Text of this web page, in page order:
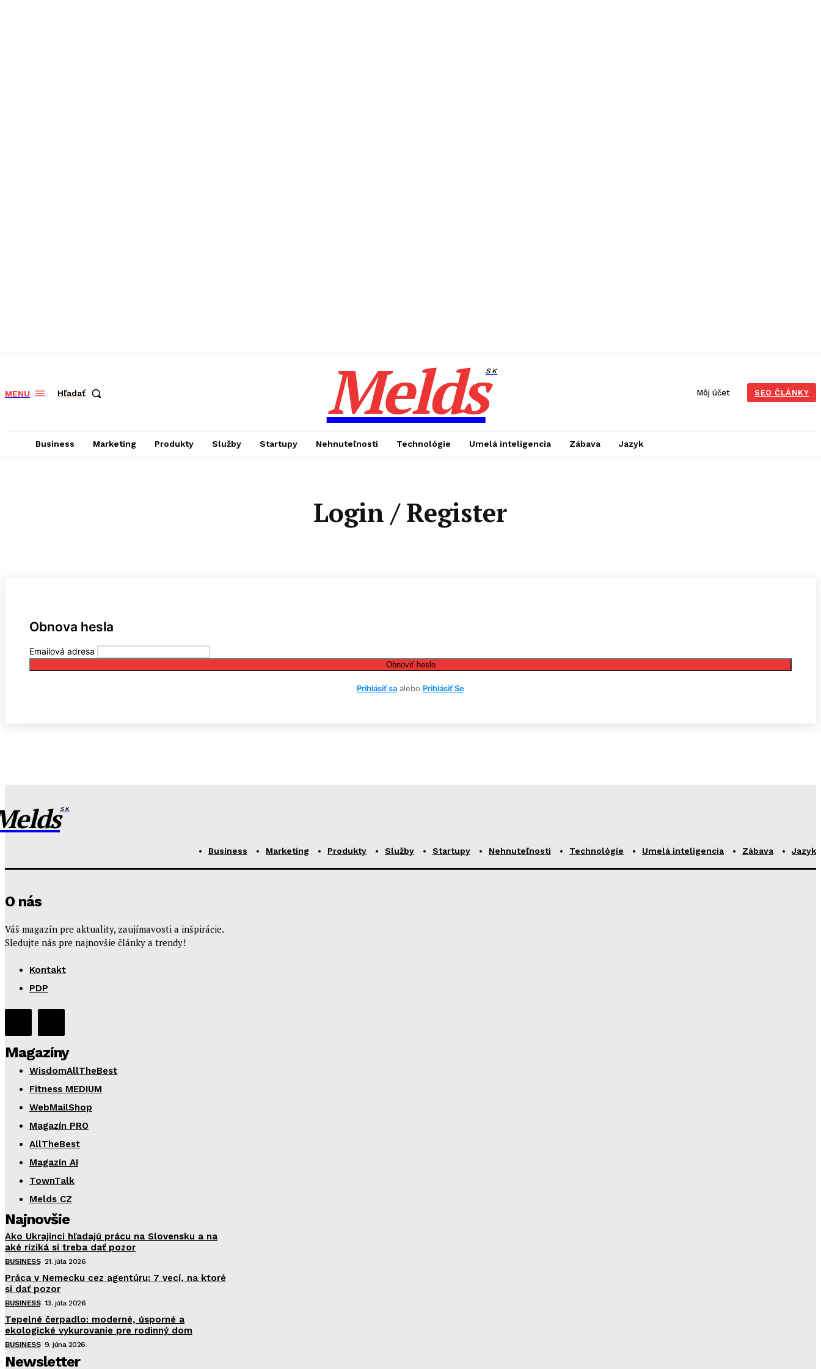
MENU Hľadať MeldsSK
Môj účet SEO ČLÁNKY
Business Marketing Produkty Služby Startupy Nehnuteľnosti Technológie Umelá inteligencia Zábava Jazyk
Login / Register
Obnova hesla
Emailová adresa
Obnoviť heslo
Prihlásiť sa alebo Prihlásiť Se
SK
Business Marketing Produkty Služby Startupy Nehnuteľnosti Technológie Umelá inteligencia Zábava Jazyk
O nás
Váš magazín pre aktuality, zaujímavosti a inšpirácie.
Sledujte nás pre najnovšie články a trendy!
Kontakt
PDP
Magazíny
WisdomAllTheBest
Fitness MEDIUM
WebMailShop
Magazín PRO
AllTheBest
Magazín AI
TownTalk
Melds CZ
Najnovšie
Ako Ukrajinci hľadajú prácu na Slovensku a na
aké riziká si treba dať pozor
BUSINESS 21. júla 2026
Práca v Nemecku cez agentúru: 7 vecí, na ktoré
si dať pozor
BUSINESS 13. júla 2026
Tepelné čerpadlo: moderné, úsporné a
ekologické vykurovanie pre rodinný dom
BUSINESS 9. júna 2026
Newsletter